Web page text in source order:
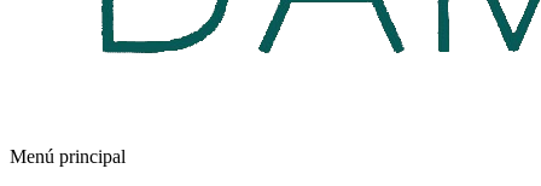
Menú principal